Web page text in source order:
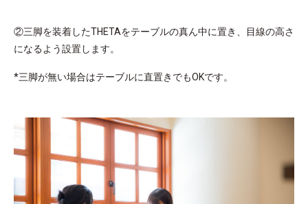
②三脚を装着したTHETAをテーブルの真ん中に置き、目線の高さ
になるよう設置します。
*三脚が無い場合はテーブルに直置きでもOKです。